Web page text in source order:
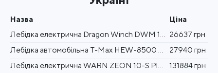
Назва
Ціна
Лебідка електрична Dragon Winch DWM 10000 HD synthetic 26637 грн
Лебідка автомобільна T-Max HEW-8500 - 12 вольт / 3850 кг - 8500 lb X Power
27940 грн
Лебідка електрична WARN ZEON 10-S Platinum - 12 вольт - 4536 кг
131884 грн